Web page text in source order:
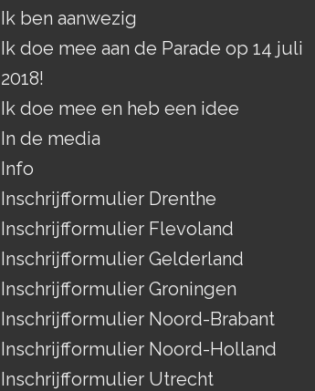
Ik ben aanwezig
Ik doe mee aan de Parade op 14 juli
2018!
Ik doe mee en heb een idee
In de media
Info
Inschrijfformulier Drenthe
Inschrijfformulier Flevoland
Inschrijfformulier Gelderland
Inschrijfformulier Groningen
Inschrijfformulier Noord-Brabant
Inschrijfformulier Noord-Holland
Inschrijfformulier Utrecht